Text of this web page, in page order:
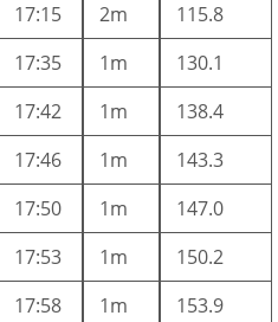
17:15 2m
115.8
17:35 1m
130.1
17:42 1m
138.4
17:46 1m
143.3
17:50 1m
147.0
17:53 1m
150.2
17:58 1m
153.9